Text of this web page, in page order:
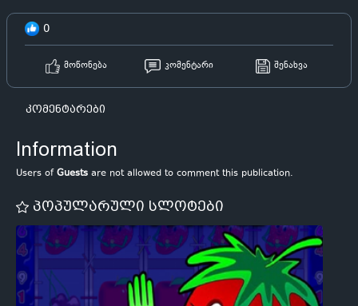
0
მოწონება კომენტარი შენახვა
კომენტარები
Information
Users ofGuests are not allowed to comment this publication.
პოპულარული სლოტები